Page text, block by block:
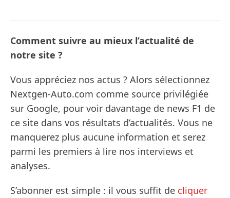
Comment suivre au mieux l’actualité de
notre site ?
Vous appréciez nos actus ? Alors sélectionnez
Nextgen-Auto.com comme source privilégiée
sur Google, pour voir davantage de news F1 de
ce site dans vos résultats d’actualités. Vous ne
manquerez plus aucune information et serez
parmi les premiers à lire nos interviews et
analyses.
S’abonner est simple : il vous suffit de cliquer